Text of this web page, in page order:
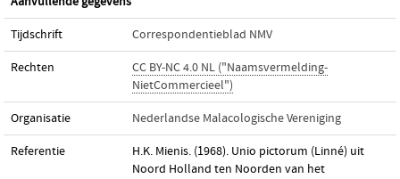
Tijdschrift Correspondentieblad NMV
Rechten
CC BY-NC 4.0 NL ("Naamsvermelding-
NietCommercieel")
Organisatie Nederlandse Malacologische Vereniging
Referentie
H.K. Mienis. (1968). Unio pictorum (Linné) uit
Noord Holland ten Noorden van het